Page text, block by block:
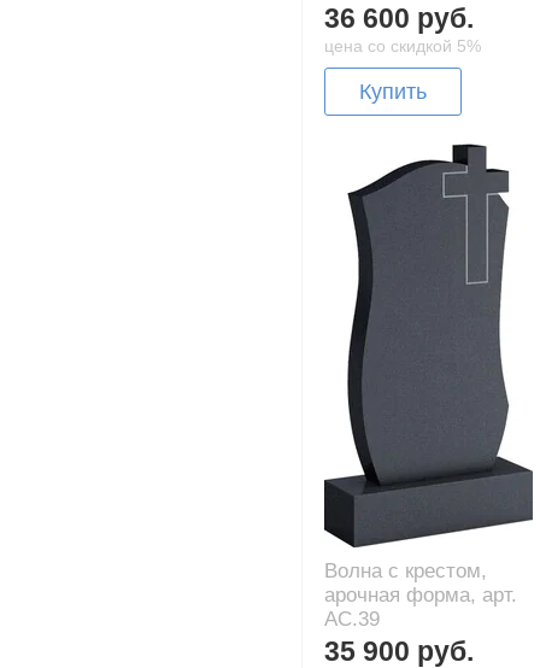
36 600 руб.
цена со скидкой 5%
Купить
Волна с крестом,
арочная форма, арт.
AC.39
35 900 руб.